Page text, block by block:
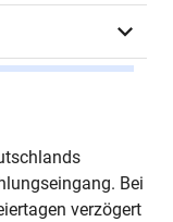
Bei
verzögert